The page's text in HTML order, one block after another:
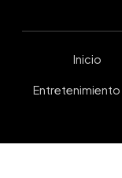
Inicio
Entretenimiento